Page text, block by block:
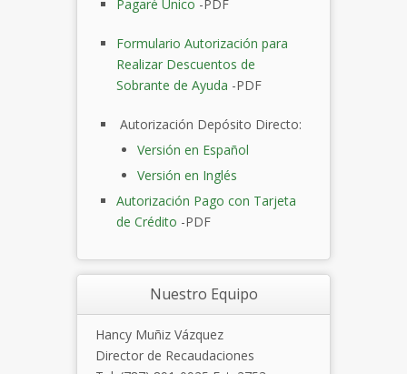
Pagaré Único -PDF
Formulario Autorización para
Realizar Descuentos de
Sobrante de Ayuda -PDF
Autorización Depósito Directo:
Versión en Español
Versión en Inglés
Autorización Pago con Tarjeta
de Crédito -PDF
Nuestro Equipo
Hancy Muñiz Vázquez
Director de Recaudaciones